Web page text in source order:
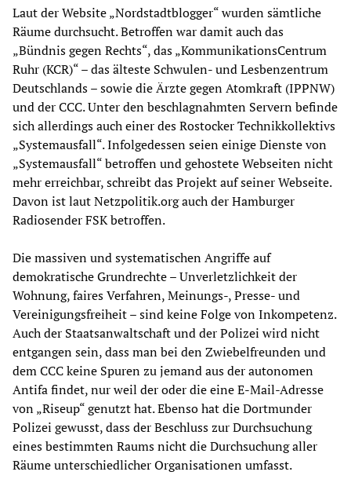
Laut der Website „Nordstadtblogger“ wurden sämtliche
Räume durchsucht. Betroffen war damit auch das
„Bündnis gegen Rechts“, das „KommunikationsCentrum
Ruhr (KCR)“ – das älteste Schwulen- und Lesbenzentrum
Deutschlands – sowie die Ärzte gegen Atomkraft (IPPNW)
und der CCC. Unter den beschlagnahmten Servern befinde
sich allerdings auch einer des Rostocker Technikkollektivs
„Systemausfall“. Infolgedessen seien einige Dienste von
„Systemausfall“ betroffen und gehostete Webseiten nicht
mehr erreichbar, schreibt das Projekt auf seiner Webseite.
Davon ist laut Netzpolitik.org auch der Hamburger
Radiosender FSK betroffen.
Die massiven und systematischen Angriffe auf
demokratische Grundrechte – Unverletzlichkeit der
Wohnung, faires Verfahren, Meinungs-, Presse- und
Vereinigungsfreiheit – sind keine Folge von Inkompetenz.
Auch der Staatsanwaltschaft und der Polizei wird nicht
entgangen sein, dass man bei den Zwiebelfreunden und
dem CCC keine Spuren zu jemand aus der autonomen
Antifa findet, nur weil der oder die eine E-Mail-Adresse
von „Riseup“ genutzt hat. Ebenso hat die Dortmunder
Polizei gewusst, dass der Beschluss zur Durchsuchung
eines bestimmten Raums nicht die Durchsuchung aller
Räume unterschiedlicher Organisationen umfasst.